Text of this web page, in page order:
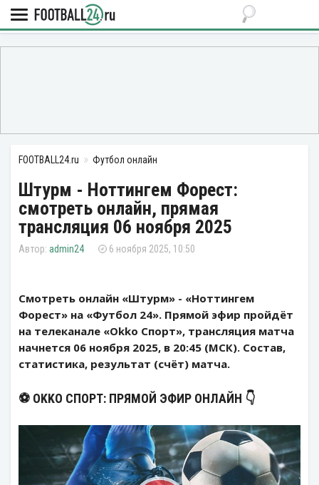
FOOTBALL24.ru Футбол онлайн
Штурм - Ноттингем Форест:
смотреть онлайн, прямая
трансляция 06 ноября 2025
admin24 6 ноября 2025, 10:50
Смотреть онлайн «Штурм» - «Ноттингем
Форест» на «Футбол 24». Прямой эфир пройдёт
на телеканале «Okko Спорт», трансляция матча
начнется 06 ноября 2025, в 20:45 (МСК). Состав,
статистика, результат (счёт) матча.
⚽️ OKKO СПОРТ: ПРЯМОЙ ЭФИР ОНЛАЙН 👇